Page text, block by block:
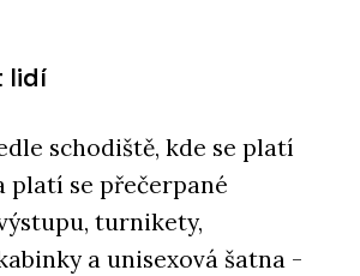
lidí
schodiště, kde se platí
platí se přečerpané
turnikety,
a unisexová šatna -